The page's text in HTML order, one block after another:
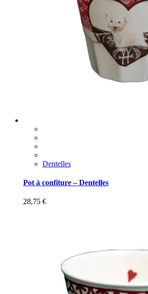
Dentelles
Pot à confiture – Dentelles
28,75 €